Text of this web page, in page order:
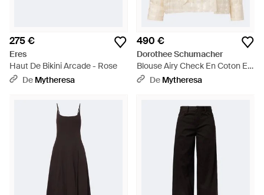
275 €
Eres
Haut De Bikini Arcade - Rose
De Mytheresa
490 €
Dorothee Schumacher
Blouse Airy Check En Coton Et
Soie - Neutre
De Mytheresa